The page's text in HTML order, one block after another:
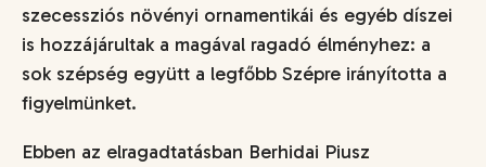
szecessziós növényi ornamentikái és egyéb díszei
is hozzájárultak a magával ragadó élményhez: a
sok szépség együtt a legfőbb Szépre irányította a
figyelmünket.
Ebben az elragadtatásban Berhidai Piusz